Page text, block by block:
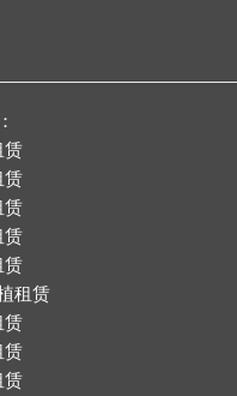
赁
赁
赁
赁
赁
租赁
赁
赁
赁